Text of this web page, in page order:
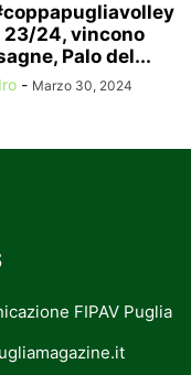
23/24, vincono
Palo del...
- Marzo 30, 2024
FIPAV Puglia